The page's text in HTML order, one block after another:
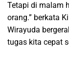
Tetapi di malam
orang.” berkata
Wirayuda
tugas kita cepat